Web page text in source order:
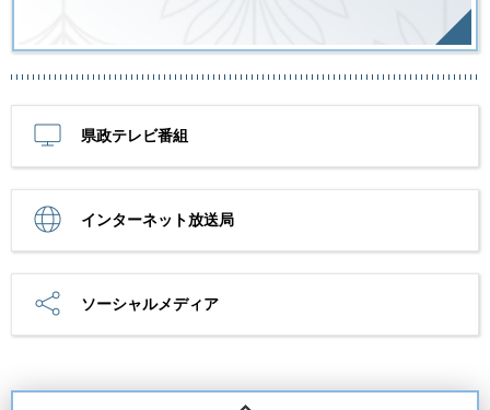
県政テレビ番組
インターネット放送局
ソーシャルメディア